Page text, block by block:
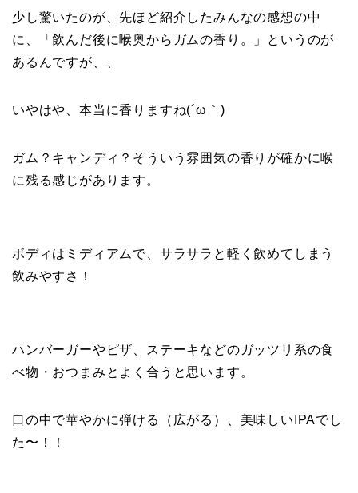
少し驚いたのが、先ほど紹介したみんなの感想の中
に、「飲んだ後に喉奥からガムの香り。」というのが
あるんですが、、
いやはや、本当に香りますね(´ω｀)
ガム？キャンディ？そういう雰囲気の香りが確かに喉
に残る感じがあります。
ボディはミディアムで、サラサラと軽く飲めてしまう
飲みやすさ！
ハンバーガーやピザ、ステーキなどのガッツリ系の食
べ物・おつまみとよく合うと思います。
口の中で華やかに弾ける（広がる）、美味しいIPAでし
た〜！！